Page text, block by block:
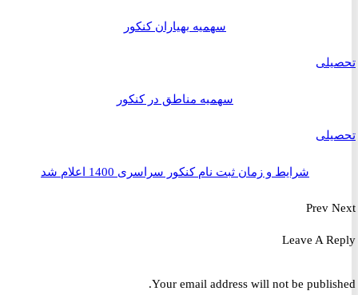
سهمیه بهیاران کنکور
سهمیه مناطق در کنکور
شرایط و زمان ثبت نام کنکور سراسری 1400 اعلام شد
Prev
Leave A
Your email address will not be